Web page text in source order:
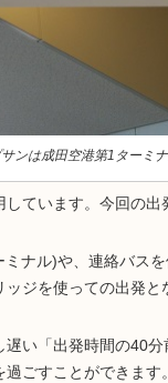
ンは成田空港第1ターミ
ています。今回の出
ナル)や、連絡バス
ジを使っての出発と
い「出発時間の40
ごすことができます。